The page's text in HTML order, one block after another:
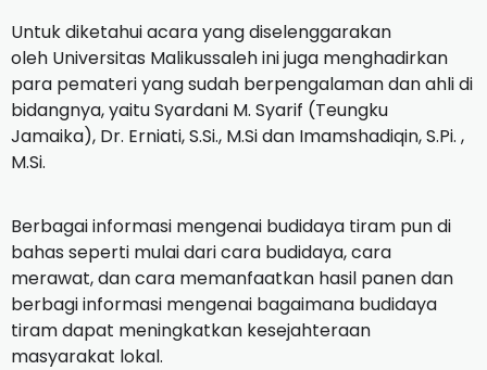
Untuk diketahui acara yang diselenggarakan
oleh Universitas Malikussaleh ini juga menghadirkan
para pemateri yang sudah berpengalaman dan ahli di
bidangnya, yaitu Syardani M. Syarif (Teungku
Jamaika), Dr. Erniati, S.Si., M.Si dan Imamshadiqin, S.Pi. ,
M.Si.
Berbagai informasi mengenai budidaya tiram pun di
bahas seperti mulai dari cara budidaya, cara
merawat, dan cara memanfaatkan hasil panen dan
berbagi informasi mengenai bagaimana budidaya
tiram dapat meningkatkan kesejahteraan
masyarakat lokal.